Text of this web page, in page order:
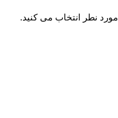
مورد نطر انتخاب می کنید.